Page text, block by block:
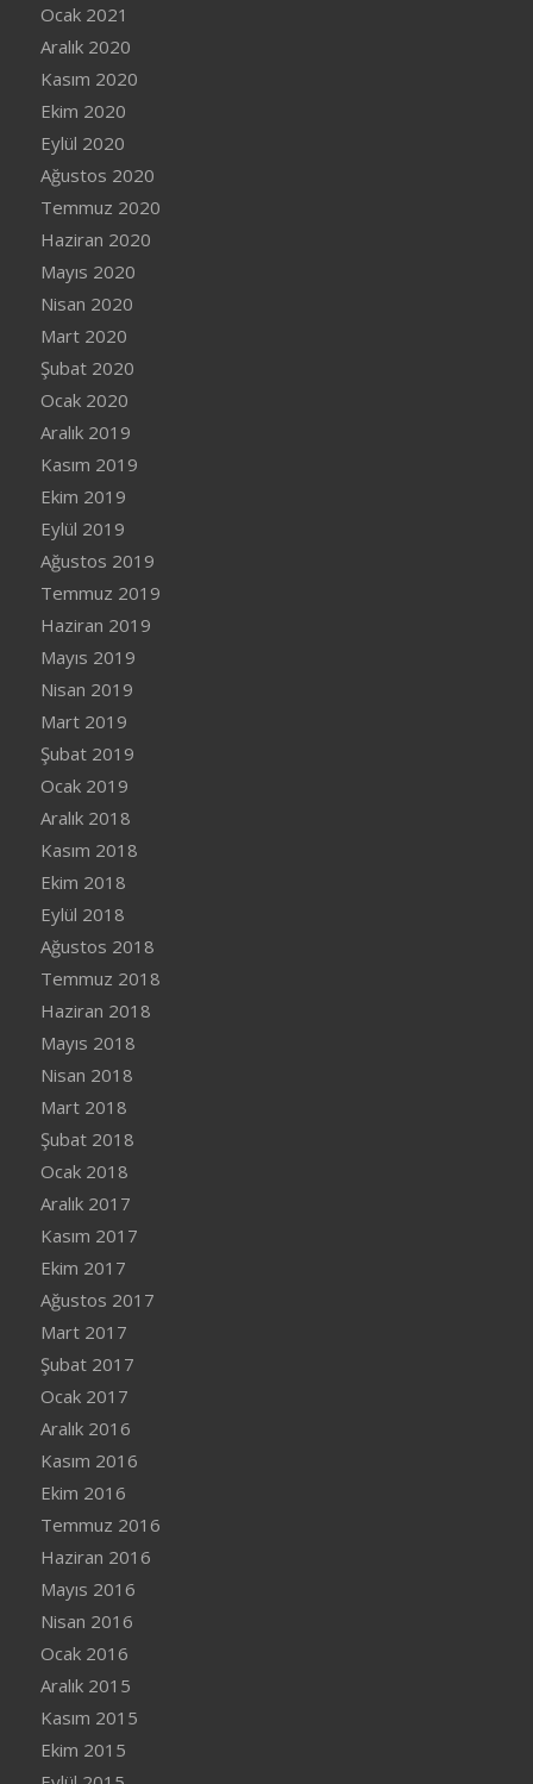
Ocak 2021
Aralık 2020
Kasım 2020
Ekim 2020
Eylül 2020
Ağustos 2020
Temmuz 2020
Haziran 2020
Mayıs 2020
Nisan 2020
Mart 2020
Şubat 2020
Ocak 2020
Aralık 2019
Kasım 2019
Ekim 2019
Eylül 2019
Ağustos 2019
Temmuz 2019
Haziran 2019
Mayıs 2019
Nisan 2019
Mart 2019
Şubat 2019
Ocak 2019
Aralık 2018
Kasım 2018
Ekim 2018
Eylül 2018
Ağustos 2018
Temmuz 2018
Haziran 2018
Mayıs 2018
Nisan 2018
Mart 2018
Şubat 2018
Ocak 2018
Aralık 2017
Kasım 2017
Ekim 2017
Ağustos 2017
Mart 2017
Şubat 2017
Ocak 2017
Aralık 2016
Kasım 2016
Ekim 2016
Temmuz 2016
Haziran 2016
Mayıs 2016
Nisan 2016
Ocak 2016
Aralık 2015
Kasım 2015
Ekim 2015